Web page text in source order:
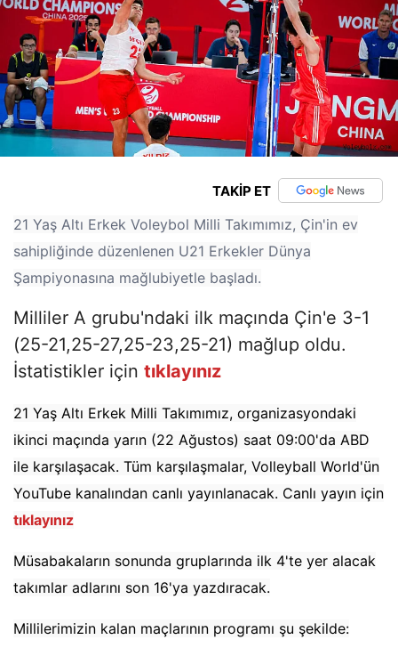
TAKİP ET
21 Yaş Altı Erkek Voleybol Milli Takımımız, Çin'in ev
sahipliğinde düzenlenen U21 Erkekler Dünya
Şampiyonasına mağlubiyetle başladı.
Milliler A grubu'ndaki ilk maçında Çin'e 3-1
(25-21,25-27,25-23,25-21) mağlup oldu.
İstatistikler için tıklayınız
21 Yaş Altı Erkek Milli Takımımız, organizasyondaki
ikinci maçında yarın (22 Ağustos) saat 09:00'da ABD
ile karşılaşacak. Tüm karşılaşmalar, Volleyball World'ün
YouTube kanalından canlı yayınlanacak. Canlı yayın için
tıklayınız
Müsabakaların sonunda gruplarında ilk 4'te yer alacak
takımlar adlarını son 16'ya yazdıracak.
Millilerimizin kalan maçlarının programı şu şekilde: